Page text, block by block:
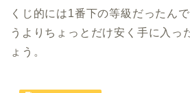
くじ的には1番下の等級だったん
うよりちょっとだけ安く手に入っ
ょう。